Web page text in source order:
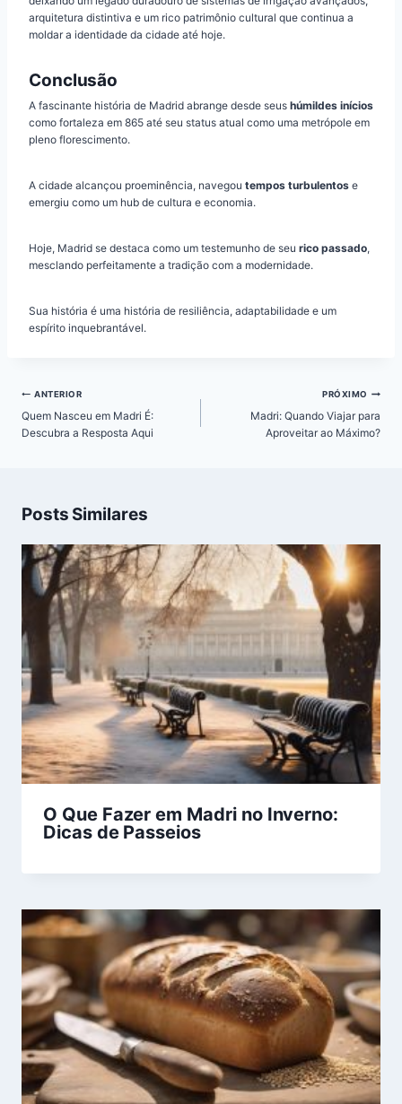
arquitetura distintiva e um rico patrimônio cultural que continua a
moldar a identidade da cidade até hoje.
Conclusão
A fascinante história de Madrid abrange desde seus húmildes inícios
como fortaleza em 865 até seu status atual como uma metrópole em
pleno florescimento.
A cidade alcançou proeminência, navegou tempos turbulentos e
emergiu como um hub de cultura e economia.
Hoje, Madrid se destaca como um testemunho de seu rico passado,
mesclando perfeitamente a tradição com a modernidade.
Sua história é uma história de resiliência, adaptabilidade e um
espírito inquebrantável.
Navegação
de
Post
ANTERIOR
Quem Nasceu em Madri É:
Descubra a Resposta Aqui
PRÓXIMO
Madri: Quando Viajar para
Aproveitar ao Máximo?
Posts Similares
O Que Fazer em Madri no Inverno:
Dicas de Passeios